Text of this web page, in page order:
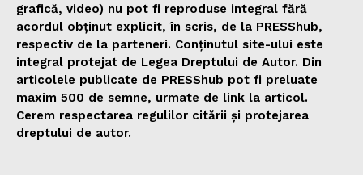
grafică, video) nu pot fi reproduse integral fără
acordul obținut explicit, în scris, de la PRESShub,
respectiv de la parteneri. Conținutul site-ului este
integral protejat de Legea Dreptului de Autor. Din
articolele publicate de PRESShub pot fi preluate
maxim 500 de semne, urmate de link la articol.
Cerem respectarea regulilor citării și protejarea
dreptului de autor.